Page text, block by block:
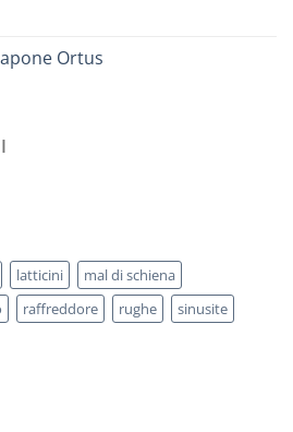
Ortus
latticini
mal di schiena
raffreddore rughe
sinusite